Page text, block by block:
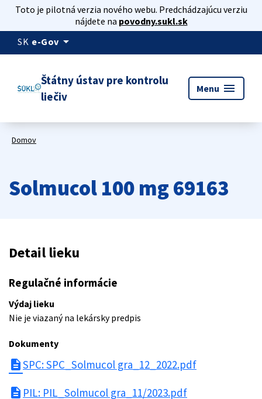
Toto je pilotná verzia nového webu. Predchádzajúcu verziu
nájdete na povodny.sukl.sk
SK e-Gov arrow_drop_down
Štátny ústav pre kontrolu
liečiv
Menu menu
Domov
Solmucol 100 mg 69163
Detail lieku
Regulačné informácie
Výdaj lieku
Nie je viazaný na lekársky predpis
Dokumenty
descriptionSPC: SPC_Solmucol gra_12_2022.pdf
description PIL: PIL_Solmucol gra_11/2023.pdf